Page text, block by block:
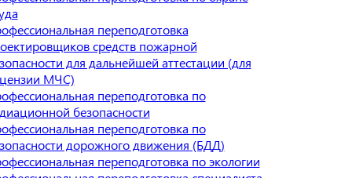
переподготовка
средств пожарной
для дальнейшей аттестации (для
МЧС)
переподготовка по
безопасности
переподготовка по
дорожного движения (БДД)
переподготовка по экологии